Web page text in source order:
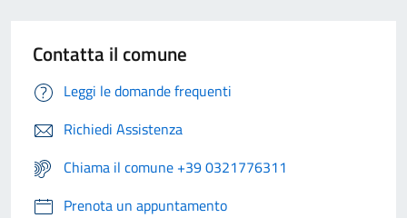
Contatta il comune
Leggi le domande frequenti
Richiedi Assistenza
Chiama il comune +39 0321776311
Prenota un appuntamento